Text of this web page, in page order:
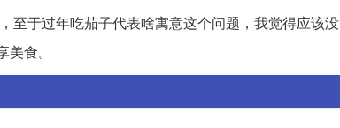
至于过年吃茄子代表啥寓意这个问题，我觉得应该没
食。